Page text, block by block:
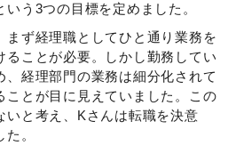
いう3つの目標を定めました。
まず経理職としてひと通り業務を
ることが必要。しかし勤務してい
、経理部門の業務は細分化されて
ことが目に見えていました。この
いと考え、Kさんは転職を決意
。